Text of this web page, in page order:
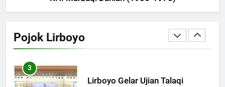
Pojok Lirboyo
Ikonik: Menilik Wajah Baru
Langgar Angkring, Cikal Bakal
Ponpes Lirboyo yang Selesai
3
Lirboyo Gelar Ujian Talaqi